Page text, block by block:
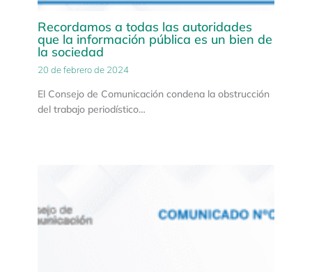
Recordamos a todas las autoridades
que la información pública es un bien de
la sociedad
20 de febrero de 2024
El Consejo de Comunicación condena la obstrucción
del trabajo periodístico…